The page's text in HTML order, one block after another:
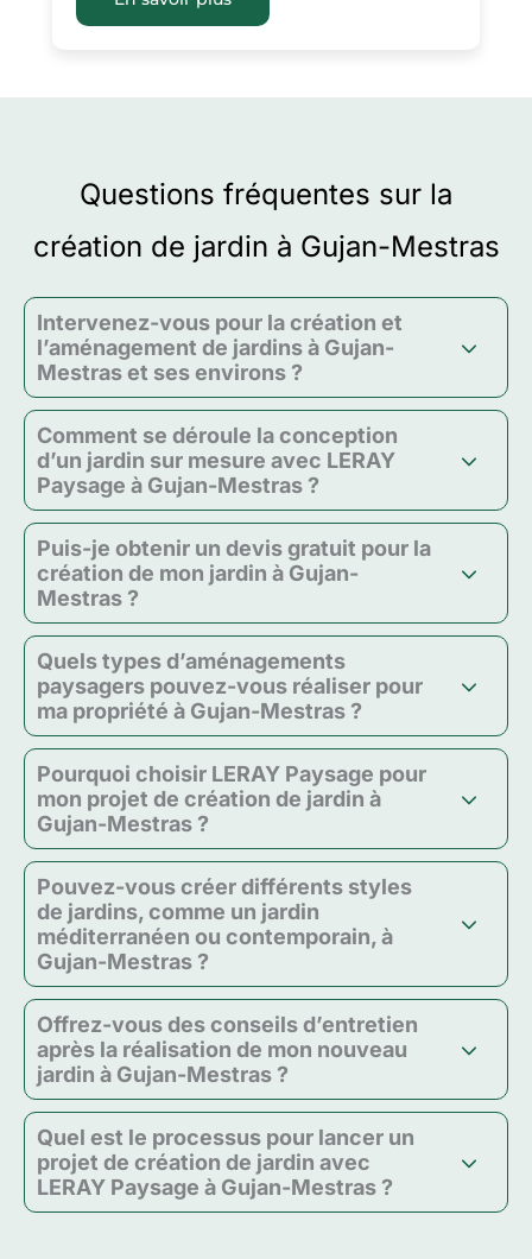
Questions fréquentes sur la
création de jardin à Gujan-Mestras
Intervenez-vous pour la création et
l’aménagement de jardins à Gujan-
Mestras et ses environs ?
Comment se déroule la conception
d’un jardin sur mesure avec LERAY
Paysage à Gujan-Mestras ?
Puis-je obtenir un devis gratuit pour la
création de mon jardin à Gujan-
Mestras ?
Quels types d’aménagements
paysagers pouvez-vous réaliser pour
ma propriété à Gujan-Mestras ?
Pourquoi choisir LERAY Paysage pour
mon projet de création de jardin à
Gujan-Mestras ?
Pouvez-vous créer différents styles
de jardins, comme un jardin
méditerranéen ou contemporain, à
Gujan-Mestras ?
Offrez-vous des conseils d’entretien
après la réalisation de mon nouveau
jardin à Gujan-Mestras ?
Quel est le processus pour lancer un
projet de création de jardin avec
LERAY Paysage à Gujan-Mestras ?